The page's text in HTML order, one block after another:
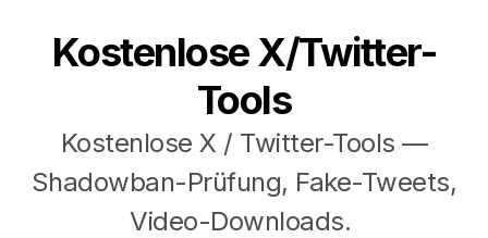
Kostenlose X/Twitter-
Tools
Kostenlose X / Twitter-Tools —
Shadowban-Prüfung, Fake-Tweets,
Video-Downloads.